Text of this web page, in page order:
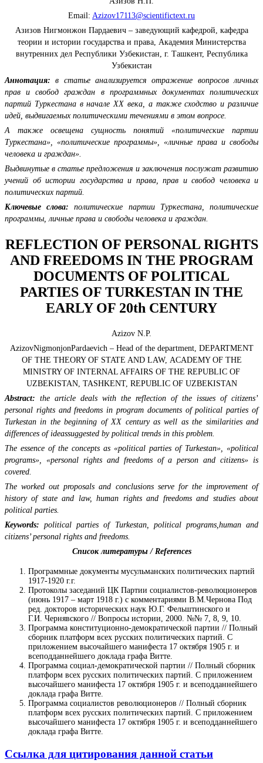
Email: Azizov17113@scientifictext.ru
Азизов Нигмонжон Пардаевич – заведующий кафедрой, кафедра
теории и истории государства и права, Академия Министерства
внутренних дел Республики Узбекистан, г. Ташкент, Республика
Узбекистан
Аннотация:в статье анализируется отражение вопросов личных
прав и свобод граждан в программных документах политических
партий Туркестана в начале ХХ века, а также сходство и различие
идей, выдвигаемых политическими течениями в этом вопросе.
А также освещена сущность понятий «политические партии
Туркестана», «политические программы», «личные права и свободы
человека и граждан».
Выдвинутые в статье предложения и заключения послужат развитию
учений об истории государства и права, прав и свобод человека и
политических партий.
Ключевые слова:политические партии Туркестана, политические
программы, личные права и свободы человека и граждан.
REFLECTION OF PERSONAL RIGHTS
AND FREEDOMS IN THE PROGRAM
DOCUMENTS OF POLITICAL
PARTIES OF TURKESTAN IN THE
EARLY OF 20th CENTURY
Azizov N.P.
AzizovNigmonjonPardaevich – Нead of the department, DEPARTMENT
OF THE THEORY OF STATE AND LAW, ACADEMY OF THE
MINISTRY OF INTERNAL AFFAIRS OF THE REPUBLIC OF
UZBEKISTAN, TASHKENT, REPUBLIC OF UZBEKISTAN
Abstract: the article deals with the reflection of the issues of citizens’
personal rights and freedoms in program documents of political parties of
Turkestan in the beginning of XX century as well as the similarities and
differences of ideassuggested by political trends in this problem.
The essence of the concepts as «political parties of Turkestan», «political
programs», «personal rights and freedoms of a person and citizens» is
covered.
The worked out proposals and conclusions serve for the improvement of
history of state and law, human rights and freedoms and studies about
political parties.
Keywords:political parties of Turkestan, political programs,human and
citizens’ personal rights and freedoms.
Список литературы / References
Программные документы мусульманских политических партий
1917-1920 г.г.
Протоколы заседаний ЦК Партии социалистов-революционеров
(июнь 1917 – март 1918 г.) с комментариями В.М.Чернова Под
ред. докторов исторических наук Ю.Г. Фельштинского и
Г.И. Чернявского // Вопросы истории, 2000. №№ 7, 8, 9, 10.
Программа конституционно-демократической партии // Полный
сборник платформ всех русских политических партий. С
приложением высочайшего манифеста 17 октября 1905 г. и
всеподданнейшего доклада графа Витте.
Программа социал-демократической партии // Полный сборник
платформ всех русских политических партий. С приложением
высочайшего манифеста 17 октября 1905 г. и всеподданнейшего
доклада графа Витте.
Программа социалистов революционеров // Полный сборник
платформ всех русских политических партий. С приложением
высочайшего манифеста 17 октября 1905 г. и всеподданнейшего
доклада графа Витте.
Ссылка для цитирования данной статьи